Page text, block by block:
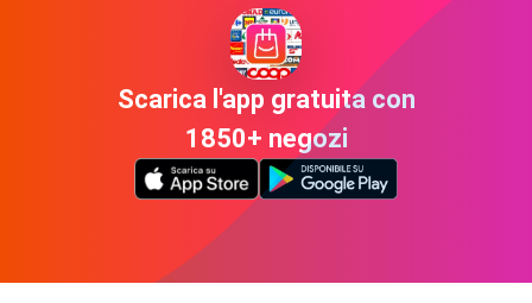
Scarica l'app gratuita con
1850+ negozi